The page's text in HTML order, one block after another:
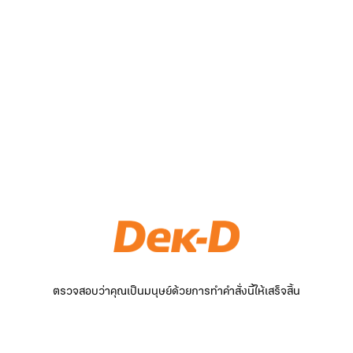
ตรวจสอบว่าคุณเป็นมนุษย์ด้วยการทำคำสั่งนี้ให้เสร็จสิ้น